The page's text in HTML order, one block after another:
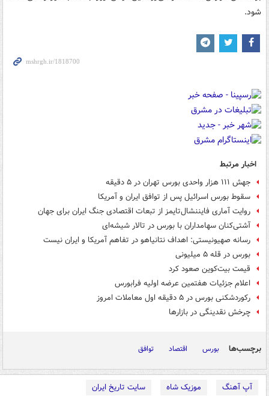
شود.
اخبار مرتبط
جهش ۱۱۱ هزار واحدی بورس تهران در ۵ دقیقه
سقوط بورس اسرائیل پس از توافق ایران و آمریکا
روایت آماری فایننشال‌تایمز از تبعات اقتصادی جنگ ایران برای جهان
آشتی‌کنان سهامداران با بورس در تالار شیشه‌ای
رسانه صهیونیستی: اهداف نتانیاهو در تفاهم آمریکا و ایران نیست
بورس در قله ۵ میلیونی
قیمت بیت‌کوین صعود کرد
اعلام جزئیات هفتمین عرضه اولیه فرابورس
رکوردشکنی بورس در ۵ دقیقه اول معاملات امروز
چرخش نقدینگی در بازارها
برچسب‌ها بورس اقتصاد توافق
آپ آهنگ موزیک شاه
سایت تاریخ ایران